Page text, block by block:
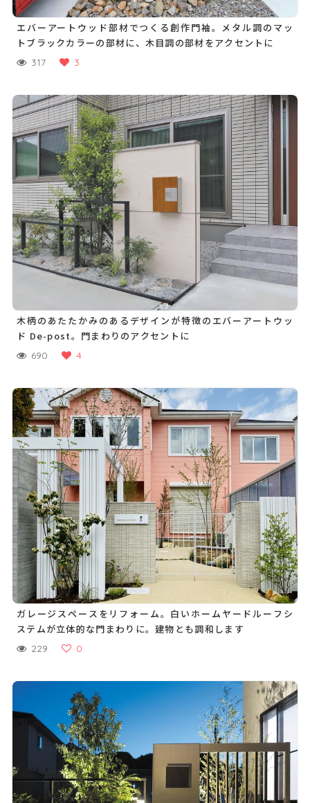
エバーアートウッド部材でつくる創作門袖。メタル調のマッ
トブラックカラーの部材に、木目調の部材をアクセントに
317 3
木柄のあたたかみのあるデザインが特徴のエバーアートウッ
ド De-post。門まわりのアクセントに
690 4
ガレージスペースをリフォーム。白いホームヤードルーフシ
ステムが立体的な門まわりに。建物とも調和します
229 0